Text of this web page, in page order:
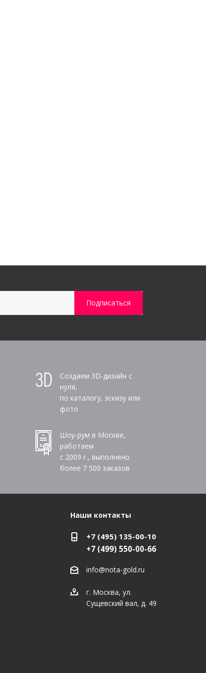
Создаем 3D-дизайн с
нуля,
по каталогу, эскизу или
фото
Шоу-рум в Москве,
работаем
с 2009 г., выполнено
более 7 500 заказов
Наши контакты
+7 (495) 135-00-10
+7 (499) 550-00-66
info@nota-gold.ru
г. Москва, ул.
Сущевский вал, д. 49